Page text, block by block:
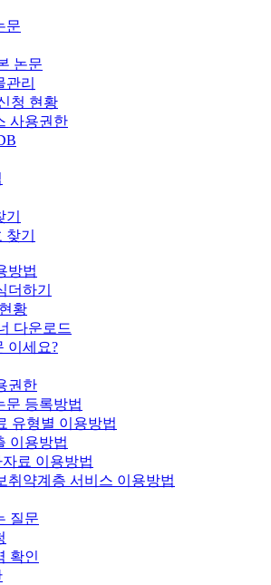
문
논문
관리
청 현황
사용권한
기
방법
더하기
황
다운로드
이세요?
권한
문 등록방법
유형별 이용방법
이용방법
료 이용방법
취약계층 서비스 이용방법
질문
확인